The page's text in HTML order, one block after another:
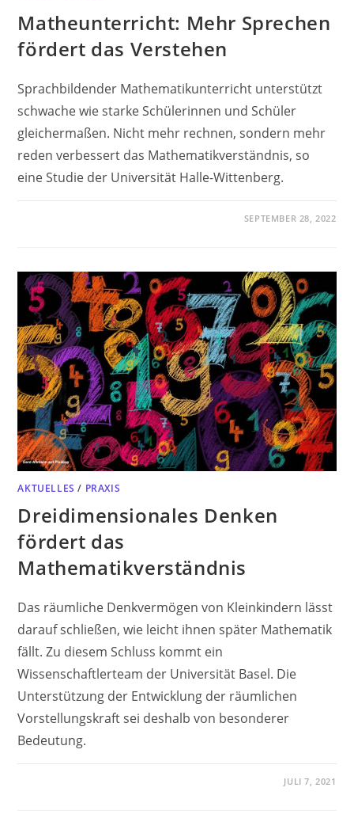
Matheunterricht: Mehr Sprechen
fördert das Verstehen
Sprachbildender Mathematikunterricht unterstützt
schwache wie starke Schülerinnen und Schüler
gleichermaßen. Nicht mehr rechnen, sondern mehr
reden verbessert das Mathematikverständnis, so
eine Studie der Universität Halle-Wittenberg.
SEPTEMBER 28, 2022
AKTUELLES / PRAXIS
Dreidimensionales Denken
fördert das
Mathematikverständnis
Das räumliche Denkvermögen von Kleinkindern lässt
darauf schließen, wie leicht ihnen später Mathematik
fällt. Zu diesem Schluss kommt ein
Wissenschaftlerteam der Universität Basel. Die
Unterstützung der Entwicklung der räumlichen
Vorstellungskraft sei deshalb von besonderer
Bedeutung.
JULI 7, 2021